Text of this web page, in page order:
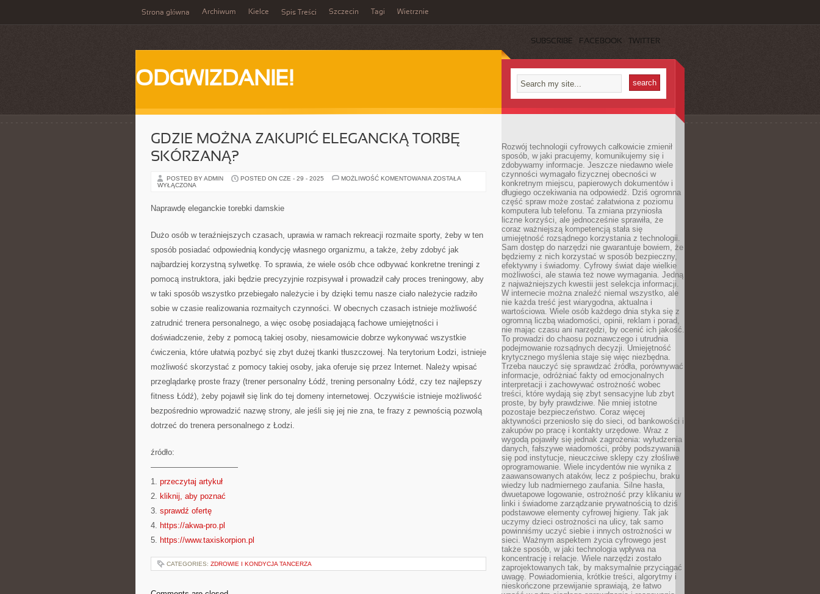
Strona główna Archiwum Kielce Spis Treści Szczecin Tagi Wietrznie
SUBSCRIBE FACEBOOK TWITTER
ODGWIZDANIE!
GDZIE MOŻNA ZAKUPIĆ ELEGANCKĄ TORBĘ
SKÓRZANĄ?
POSTED BY ADMIN POSTED ON CZE - 29 - 2025 MOŻLIWOŚĆ KOMENTOWANIA GDZIE
ZOSTAŁA
WYŁĄCZONA
Naprawdę eleganckie torebki damskie
Dużo osób w teraźniejszych czasach, uprawia w ramach rekreacji rozmaite sporty, żeby w ten
sposób posiadać odpowiednią kondycję własnego organizmu, a także, żeby zdobyć jak
najbardziej korzystną sylwetkę. To sprawia, że wiele osób chce odbywać konkretne treningi z
pomocą instruktora, jaki będzie precyzyjnie rozpisywał i prowadził cały proces treningowy, aby
w taki sposób wszystko przebiegało należycie i by dzięki temu nasze ciało należycie radziło
sobie w czasie realizowania rozmaitych czynności. W obecnych czasach istnieje możliwość
zatrudnić trenera personalnego, a więc osobę posiadającą fachowe umiejętności i
doświadczenie, żeby z pomocą takiej osoby, niesamowicie dobrze wykonywać wszystkie
ćwiczenia, które ułatwią pozbyć się zbyt dużej tkanki tłuszczowej. Na terytorium Łodzi, istnieje
możliwość skorzystać z pomocy takiej osoby, jaka oferuje się przez Internet. Należy wpisać
przeglądarkę proste frazy (trener personalny Łódź, trening personalny Łódź, czy tez najlepszy
fitness Łódź), żeby pojawił się link do tej domeny internetowej. Oczywiście istnieje możliwość
bezpośrednio wprowadzić nazwę strony, ale jeśli się jej nie zna, te frazy z pewnością pozwolą
dotrzeć do trenera personalnego z Łodzi.
źródło:
———————————
1. przeczytaj artykuł
2. kliknij, aby poznać
3. sprawdź ofertę
4. https://akwa-pro.pl
5. https://www.taxiskorpion.pl
CATEGORIES: ZDROWIE I KONDYCJA TANCERZA
Rozwój technologii cyfrowych całkowicie zmienił
sposób, w jaki pracujemy, komunikujemy się i
zdobywamy informacje. Jeszcze niedawno wiele
czynności wymagało fizycznej obecności w
konkretnym miejscu, papierowych dokumentów i
długiego oczekiwania na odpowiedź. Dziś ogromna
część spraw może zostać załatwiona z poziomu
komputera lub telefonu. Ta zmiana przyniosła
liczne korzyści, ale jednocześnie sprawiła, że
coraz ważniejszą kompetencją stała się
umiejętność rozsądnego korzystania z technologii.
Sam dostęp do narzędzi nie gwarantuje bowiem, że
będziemy z nich korzystać w sposób bezpieczny,
efektywny i świadomy. Cyfrowy świat daje wielkie
możliwości, ale stawia też nowe wymagania. Jedną
z najważniejszych kwestii jest selekcja informacji.
W internecie można znaleźć niemal wszystko, ale
nie każda treść jest wiarygodna, aktualna i
wartościowa. Wiele osób każdego dnia styka się z
ogromną liczbą wiadomości, opinii, reklam i porad,
nie mając czasu ani narzędzi, by ocenić ich jakość.
To prowadzi do chaosu poznawczego i utrudnia
podejmowanie rozsądnych decyzji. Umiejętność
krytycznego myślenia staje się więc niezbędna.
Trzeba nauczyć się sprawdzać źródła, porównywać
informacje, odróżniać fakty od emocjonalnych
interpretacji i zachowywać ostrożność wobec
treści, które wydają się zbyt sensacyjne lub zbyt
proste, by były prawdziwe. Nie mniej istotne
pozostaje bezpieczeństwo. Coraz więcej
aktywności przeniosło się do sieci, od bankowości i
zakupów po pracę i kontakty urzędowe. Wraz z
wygodą pojawiły się jednak zagrożenia: wyłudzenia
danych, fałszywe wiadomości, próby podszywania
się pod instytucje, nieuczciwe sklepy czy złośliwe
oprogramowanie. Wiele incydentów nie wynika z
zaawansowanych ataków, lecz z pośpiechu, braku
wiedzy lub nadmiernego zaufania. Silne hasła,
dwuetapowe logowanie, ostrożność przy klikaniu w
linki i świadome zarządzanie prywatnością to dziś
podstawowe elementy cyfrowej higieny. Tak jak
uczymy dzieci ostrożności na ulicy, tak samo
powinniśmy uczyć siebie i innych ostrożności w
sieci. Ważnym aspektem życia cyfrowego jest
także sposób, w jaki technologia wpływa na
koncentrację i relacje. Wiele narzędzi zostało
zaprojektowanych tak, by maksymalnie przyciągać
uwagę. Powiadomienia, krótkie treści, algorytmy i
nieskończone przewijanie sprawiają, że łatwo